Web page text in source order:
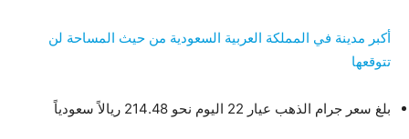
أكبر مدينة في المملكة العربية السعودية من حيث المساحة لن
تتوقعها
بلغ سعر جرام الذهب عيار 22 اليوم نحو 214.48 ريالاً سعودياً